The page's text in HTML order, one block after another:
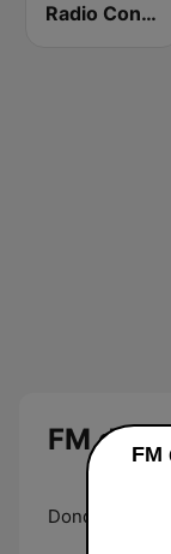
Radio Con Vos 89.9
FM del
Donde vive el
FM